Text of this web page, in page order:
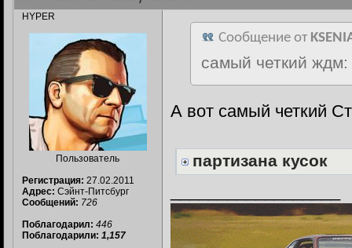
HYPER
Пользователь
Регистрация: 27.02.2011
Адрес: Сэйнт-Питсбург
Сообщений: 726
Поблагодарил: 446
Поблагодарили: 1,157
Сообщение от
самый четкий ждм:
А вот самый четкий
партизана кусок